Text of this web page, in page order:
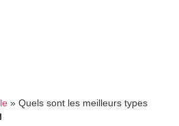
» Quels sont les meilleurs types